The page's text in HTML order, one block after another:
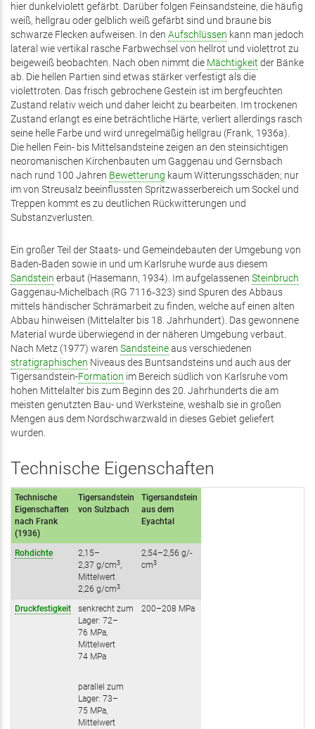
hier dunkelviolett gefärbt. Darüber folgen Feinsandsteine, die häufig
weiß, hellgrau oder gelblich weiß gefärbt sind und braune bis
schwarze Flecken aufweisen. In den Aufschlüssen kann man jedoch
lateral wie vertikal rasche Farbwechsel von hellrot und violettrot zu
beigeweiß beobachten. Nach oben nimmt die Mächtigkeit der Bänke
ab. Die hellen Partien sind etwas stärker verfestigt als die
violettroten. Das frisch gebrochene Gestein ist im bergfeuchten
Zustand relativ weich und daher leicht zu bearbeiten. Im trockenen
Zustand erlangt es eine beträchtliche Härte, verliert allerdings rasch
seine helle Farbe und wird unregelmäßig hellgrau (Frank, 1936a).
Die hellen Fein- bis Mittelsandsteine zeigen an den steinsichtigen
neoromanischen Kirchenbauten um Gaggenau und Gernsbach
nach rund 100 Jahren Bewetterung kaum Witterungsschäden; nur
im von Streusalz beeinflussten Spritzwasserbereich um Sockel und
Treppen kommt es zu deutlichen Rückwitterungen und
Substanzverlusten.
Ein großer Teil der Staats- und Gemeindebauten der Umgebung von
Baden-Baden sowie in und um Karlsruhe wurde aus diesem
Sandstein erbaut (Hasemann, 1934). Im aufgelassenen Steinbruch
Gaggenau-Michelbach (RG 7116‑323) sind Spuren des Abbaus
mittels händischer Schrämarbeit zu finden, welche auf einen alten
Abbau hinweisen (Mittelalter bis 18. Jahrhundert). Das gewonnene
Material wurde überwiegend in der näheren Umgebung verbaut.
Nach Metz (1977) waren Sandsteineaus verschiedenen
stratigraphischen Niveaus des Buntsandsteins und auch aus der
Tigersandstein-Formation im Bereich südlich von Karlsruhe vom
hohen Mittelalter bis zum Beginn des 20. Jahrhunderts die am
meisten genutzten Bau- und Werksteine, weshalb sie in großen
Mengen aus dem Nordschwarzwald in dieses Gebiet geliefert
wurden.
Technische Eigenschaften
Technische
Eigenschaften
nach Frank
(1936)
Tigersandstein
von Sulzbach
Tigersandstein
aus dem
Eyachtal
Rohdichte
2,15–
2,37 g/cm3,
Mittelwert
2,26 ­g/­cm3
2,54–2,56 g/­
cm3
Druckfestigkeit
senkrecht zum
Lager: 72–
76 MPa,
Mittelwert
74 MPa
parallel zum
Lager: 73–
75 MPa,
Mittelwert
200–208 MPa